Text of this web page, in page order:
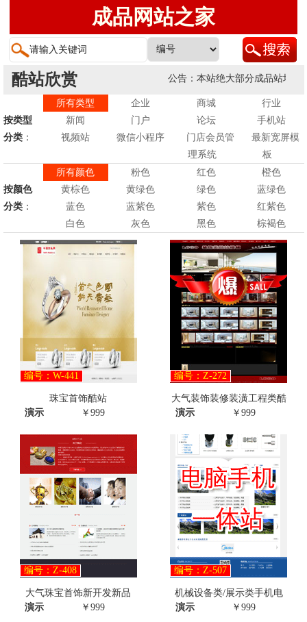
成品网站之家
酷站欣赏 公告：本站绝大部分成品站均支
按类型
分类：
所有类型 企业 商城
行业
新闻
门户 论坛
手机站
视频站
微信小程序
门店会员管
理系统
最新宽屏模
板
按颜色
分类：
所有颜色 粉色 红色
橙色
黄棕色
黄绿色 绿色
蓝绿色
蓝色
蓝紫色 紫色
红紫色
白色
灰色 黑色 棕褐色
编号：W-441
珠宝首饰酷站
演示
￥999
编号：Z-272
大气装饰装修装潢工程类酷
演示
￥999
编号：Z-408
大气珠宝首饰新开发新品
演示
￥999
编号：Z-507
机械设备类/展示类手机电
演示
￥999